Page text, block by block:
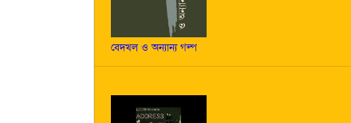
বেদখল ও অন্যান্য গল্প